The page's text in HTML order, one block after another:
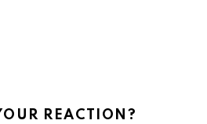
REACTION?